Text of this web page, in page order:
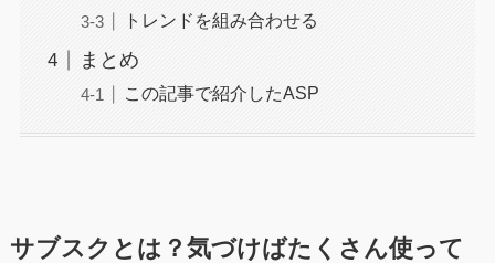
トレンドを組み合わせる
まとめ
この記事で紹介したASP
サブスクとは？気づけばたくさん使って